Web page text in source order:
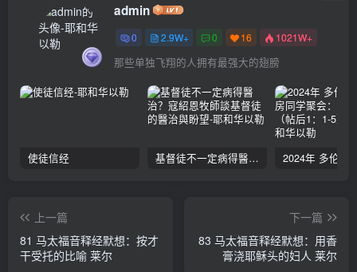
admin
0 2.9W+ 0 16 1021W+
那些单独飞翔的人拥有最强大的翅膀
使徒信经 基督徒不一定病得醫治？寇紹恩牧師談基督徒的醫治與盼望
上一篇
81 马太福音释经默想：按才
干受托的比喻 莱尔
下一篇
83 马太福音释经默想：用香
膏浇耶稣头的妇人 莱尔